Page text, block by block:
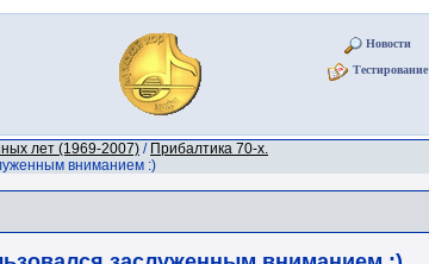
Новости
Тестирование
лет (1969-2007) / Прибалтика 70-х.
вниманием :)